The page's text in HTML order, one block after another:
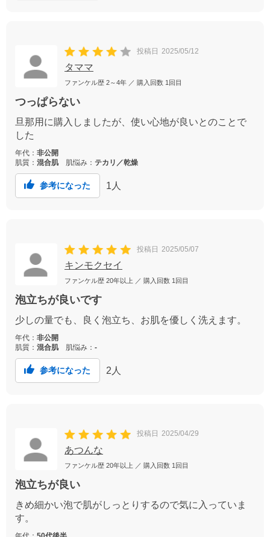
投稿日 2025/05/12
タママ
ファンケル歴 2～4年 ／ 購入回数 1回目
つっぱらない
旦那用に購入しましたが、使い心地が良いとのことで
した
年代： 非公開
肌質： 混合肌 肌悩み： テカリ／乾燥
参考になった 1 人
投稿日 2025/05/07
キンモクセイ
ファンケル歴 20年以上 ／ 購入回数 1回目
泡立ちが良いです
少しの量でも、良く泡立ち、お肌を優しく洗えます。
年代： 非公開
肌質： 混合肌 肌悩み： -
参考になった 2 人
投稿日 2025/04/29
あつんな
ファンケル歴 20年以上 ／ 購入回数 1回目
泡立ちが良い
きめ細かい泡で肌がしっとりするので気に入っていま
す。